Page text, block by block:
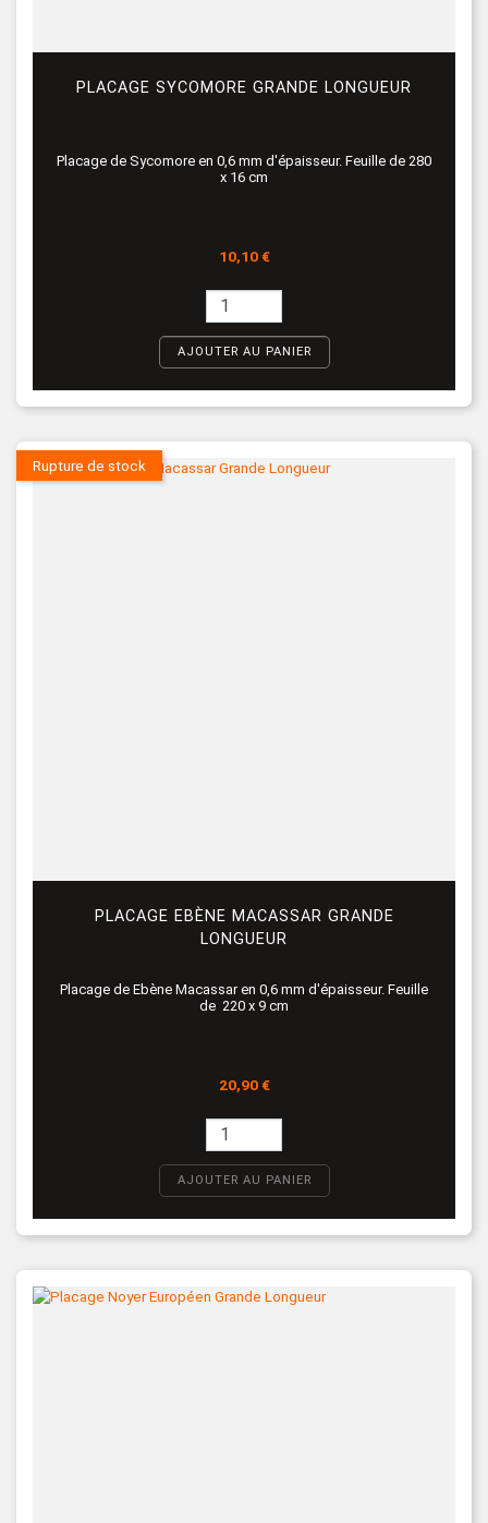
PLACAGE SYCOMORE GRANDE LONGUEUR
Placage de Sycomore en 0,6 mm d'épaisseur. Feuille de 280
x 16 cm
Prix
10,10 €
AJOUTER AU PANIER
PLACAGE EBÈNE MACASSAR GRANDE
LONGUEUR
Placage de Ebène Macassar en 0,6 mm d'épaisseur. Feuille
de 220 x 9 cm
Prix
20,90 €
AJOUTER AU PANIER
Rupture de stock